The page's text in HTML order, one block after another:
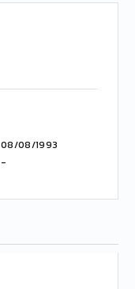
08/08/1993
-